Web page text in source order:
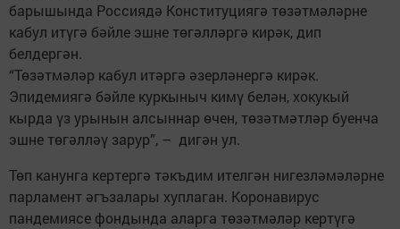
барышында Россиядә Конституциягә төзәтмәләрне
кабул итүгә бәйле эшне төгәлләргә кирәк, дип
белдергән.
“Төзәтмәләр кабул итәргә әзерләнергә кирәк.
Эпидемиягә бәйле куркыныч кимү белән, хокукый
кырда үз урынын алсыннар өчен, төзәтмәтләр буенча
эшне төгәлләү зарур”, – дигән ул.
Төп канунга кертергә тәкъдим ителгән нигезләмәләрне
парламент әгъзалары хуплаган. Коронавирус
пандемиясе фондында аларга төзәтмәләр кертүгә